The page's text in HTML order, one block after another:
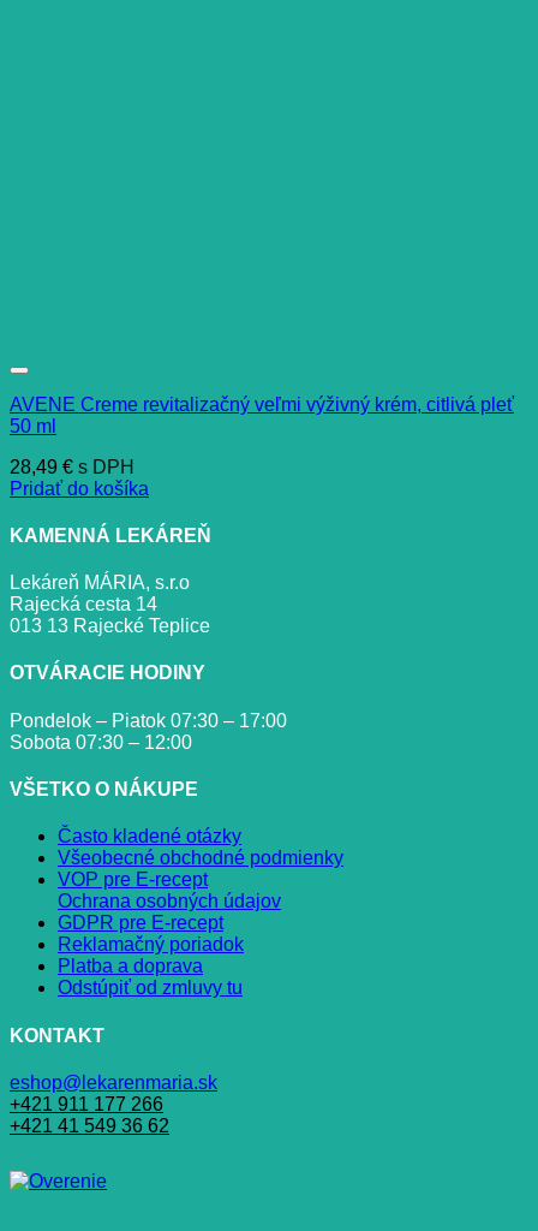
AVENE Creme revitalizačný veľmi výživný krém, citlivá pleť
50 ml
28,49 € s DPH
Pridať do košíka
KAMENNÁ LEKÁREŇ
Lekáreň MÁRIA, s.r.o
Rajecká cesta 14
013 13 Rajecké Teplice
OTVÁRACIE HODINY
Pondelok – Piatok 07:30 – 17:00
Sobota 07:30 – 12:00
VŠETKO O NÁKUPE
Často kladené otázky
Všeobecné obchodné podmienky
VOP pre E-recept
Ochrana osobných údajov
GDPR pre E-recept
Reklamačný poriadok
Platba a doprava
Odstúpiť od zmluvy tu
KONTAKT
eshop@lekarenmaria.sk
+421 911 177 266
+421 41 549 36 62